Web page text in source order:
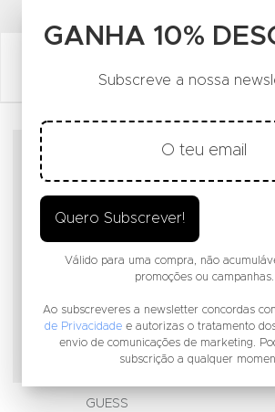
Adicionar
GUESS
Quero Subscrever!
promoções ou campanhas.
Ao subscreveres a newsletter concordas
de Privacidadee autorizas o tratamento
subscrição a qualquer